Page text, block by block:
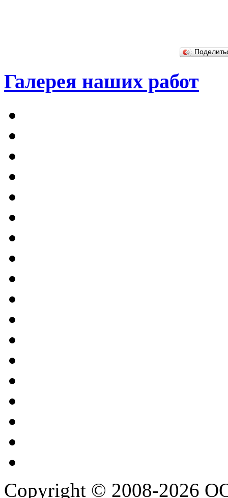
Галерея наших работ
Copyright © 2008-2026